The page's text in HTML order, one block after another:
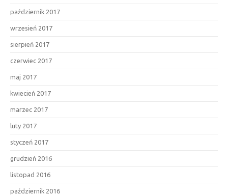
październik 2017
wrzesień 2017
sierpień 2017
czerwiec 2017
maj 2017
kwiecień 2017
marzec 2017
luty 2017
styczeń 2017
grudzień 2016
listopad 2016
październik 2016